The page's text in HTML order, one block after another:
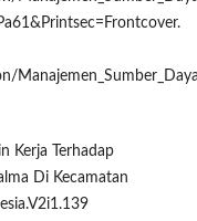
Kerja Terhadap
Di Kecamatan